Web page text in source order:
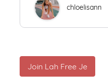
chloelisann
Join Lah Free Je